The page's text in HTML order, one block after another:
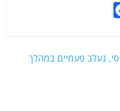
eנעלב פעמיים במהלך